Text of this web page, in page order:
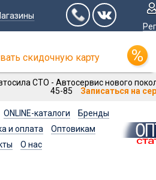
скидочную карту
СТО - Автосервис нового
45-85
Записаться на
ONLINE-каталоги
Бренды
и оплата
Оптовикам
О нас